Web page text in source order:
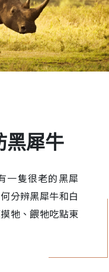
黑犀牛
一隻很老的黑犀
分辨黑犀牛和白
牠、餵牠吃點東